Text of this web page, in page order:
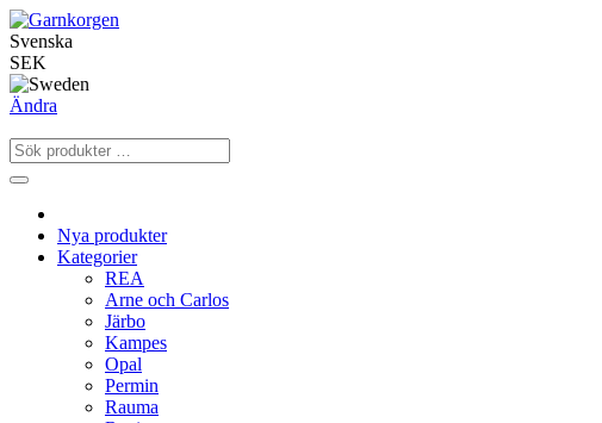
Svenska
SEK
Ändra
Nya produkter
Kategorier
REA
Arne och Carlos
Järbo
Kampes
Opal
Permin
Rauma